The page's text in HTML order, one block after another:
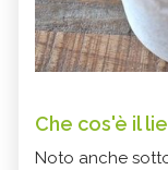
Che cos'è il
Noto anche